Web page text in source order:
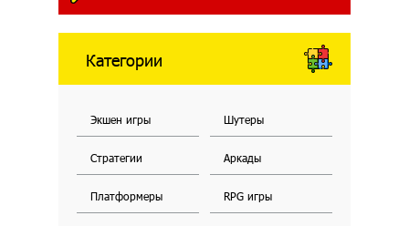
Категории
Экшен игры Шутеры
Стратегии Аркады
Платформеры RPG игры